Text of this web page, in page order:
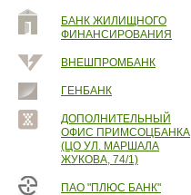
БАНК ЖИЛИЩНОГО
ФИНАНСИРОВАНИЯ
ВНЕШПРОМБАНК
ГЕНБАНК
ДОПОЛНИТЕЛЬНЫЙ
ОФИС ПРИМСОЦБАНКА
(ЦО УЛ. МАРШАЛА
ЖУКОВА, 74/1)
ПАО "ПЛЮС БАНК"